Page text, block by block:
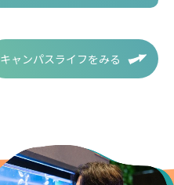
キャンパスライフをみる